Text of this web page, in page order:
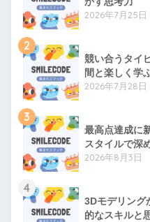
2026年7月25日
2
競い合うタイ
間と楽しく学
2026年7月28日
3
最高点達成に
スタイルで深
2026年8月3日
4
3Dモデリング
的なスキルと